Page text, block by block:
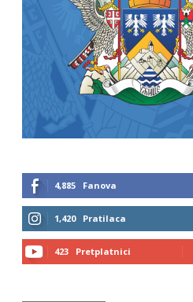
4,885 Fanova
1,420 Pratilaca
423 Pretplatnici